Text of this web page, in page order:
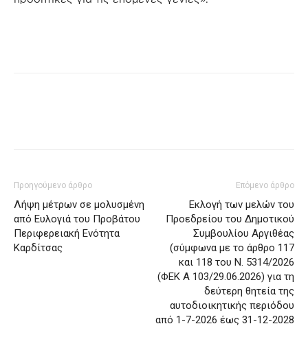
Προηγούμενο άρθρο
Λήψη μέτρων σε μολυσμένη
από Ευλογιά του Προβάτου
Περιφερειακή Ενότητα
Καρδίτσας
Επόμενο άρθρο
Εκλογή των μελών του
Προεδρείου του Δημοτικού
Συμβουλίου Αργιθέας
(σύμφωνα με το άρθρο 117
και 118 του Ν. 5314/2026
(ΦΕΚ A 103/29.06.2026) για τη
δεύτερη θητεία της
αυτοδιοικητικής περιόδου
από 1-7-2026 έως 31-12-2028